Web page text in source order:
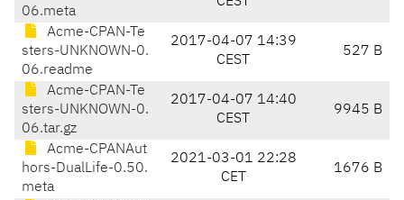
06.meta
Acme-CPAN-Te
sters-UNKNOWN-0.
06.readme
2017-04-07 14:39
CEST
527 B
Acme-CPAN-Te
sters-UNKNOWN-0.
06.tar.gz
2017-04-07 14:40
CEST
9945 B
Acme-CPANAut
hors-DualLife-0.50.
meta
2021-03-01 22:28
CET
1676 B